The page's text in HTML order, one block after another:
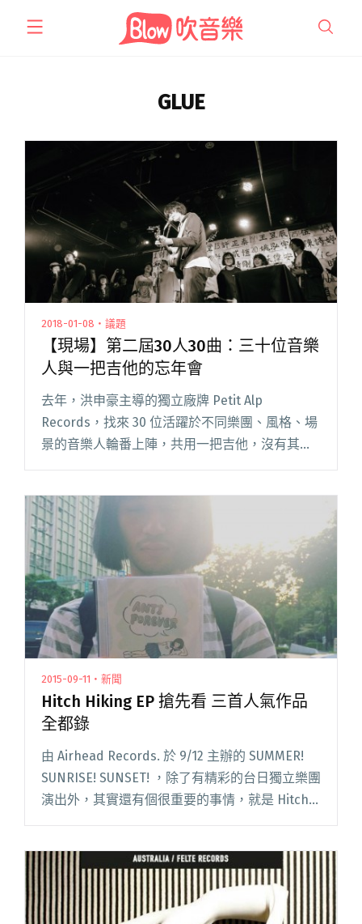
GLUE
2018-01-08・議題
【現場】第二屆30人30曲：三十位音樂
人與一把吉他的忘年會
去年，洪申豪主導的獨立廠牌 Petit Alp
Records，找來 30 位活躍於不同樂團、風格、場
景的音樂人輪番上陣，共用一把吉他，沒有其他
配器，演唱一首歌曲，原創、新歌還是翻唱不
些創作者的樂迷閱讀全文 "【現場】第二屆30人
30曲：三十位音樂人與一把吉他的忘年會"
2015-09-11・新聞
Hitch Hiking EP 搶先看 三首人氣作品
全都錄
由 Airhead Records. 於 9/12 主辦的 SUMMER!
SUNRISE! SUNSET! ，除了有精彩的台日獨立樂團
演出外，其實還有個很重要的事情，就是 Hitch
都錄"